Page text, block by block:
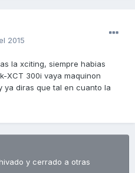
2015
la xciting, siempre habias
XCT 300i vaya maquinon
ya diras que tal en cuanto la
y cerrado a otras